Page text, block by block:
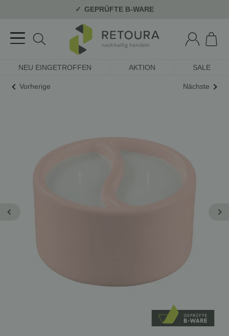
GEPRÜFTE B-WARE
NEU EINGETROFFEN AKTION SALE
Vorherige Nächste